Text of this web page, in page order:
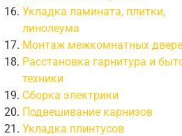
Укладка ламината, плитки,
линолеума
Монтаж межкомнатных
Расстановка гарнитура и
техники
Сборка электрики
Подвешивание карнизов
Укладка плинтусов